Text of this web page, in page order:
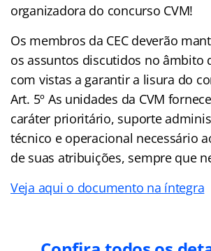
organizadora do concurso CVM!
Os membros da CEC deverão
os assuntos discutidos no âmbito
com vistas a garantir a lisura do
Art. 5º As unidades da CVM
caráter prioritário, suporte
técnico e operacional necessário
de suas atribuições, sempre que
Veja aqui o documento na íntegra